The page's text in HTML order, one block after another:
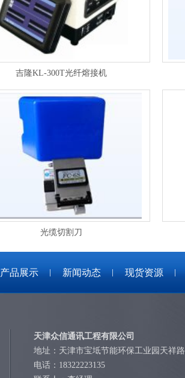
吉隆KL-300T光纤熔接机
光缆切割刀
产品展示 新闻动态 现货资源
天津众信通讯工程有限公司
地址：天津市宝坻节能环保工业园天祥路
电话：18322223135